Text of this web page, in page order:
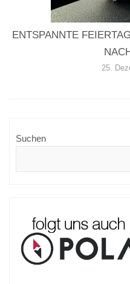
ENTSPANNTE
25.
Suchen